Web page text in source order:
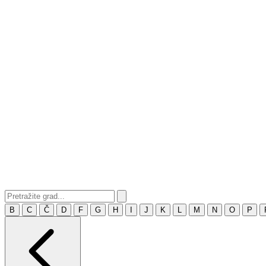
B C Č D F G H J K M N O P